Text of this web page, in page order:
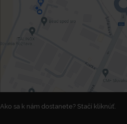
Ako sa k nám dostanete? Stačí kliknúť.